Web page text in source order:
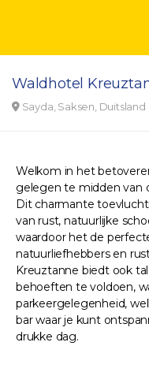
Waldhotel
Sayda, Saksen, Duitsland
Welkom in het
gelegen te midden van
Dit charmante
van rust, natuurlijke
waardoor het de
natuurliefhebbers en
Kreuztanne biedt ook
behoeften te voldoen,
parkeergelegenheid,
bar waar je kunt
drukke dag.